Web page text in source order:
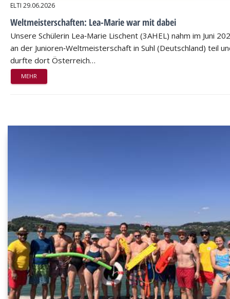
ELTI 29.06.2026
Weltmeisterschaften: Lea-Marie war mit dabei
Unsere Schülerin Lea‑Marie Lischent (3AHEL) nahm im Juni
an der Junioren‑Weltmeisterschaft in Suhl (Deutschland) teil
durfte dort Österreich…
MEHR